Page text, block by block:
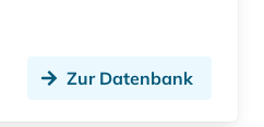
Zur Datenbank